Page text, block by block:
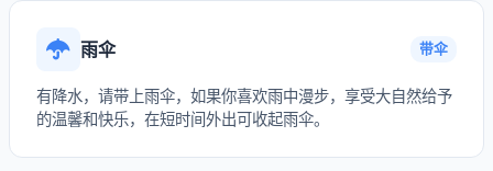
雨伞 带伞
有降水，请带上雨伞，如果你喜欢雨中漫步，享受大自然给予
的温馨和快乐，在短时间外出可收起雨伞。